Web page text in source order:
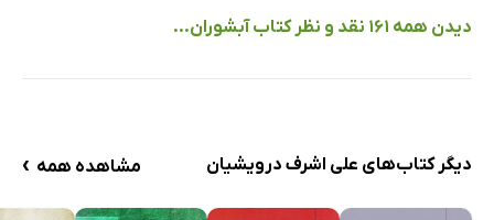
دیدن همه 161 نقد و نظر کتاب آبشوران...
دیگر کتاب‌های علی اشرف درویشیان مشاهده همه ›